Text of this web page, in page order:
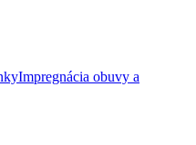
Impregnácia obuvy a